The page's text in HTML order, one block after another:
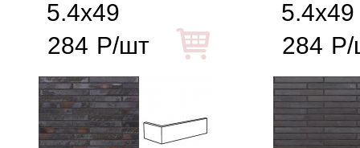
5.4x49
284 Р/шт
5.4x49
284 Р/